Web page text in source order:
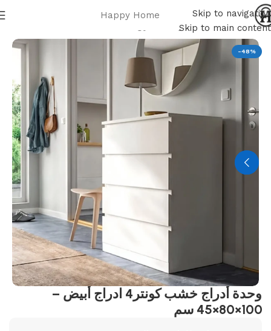
Skip to navigation
Skip to main content
Happy Home
Home لايف استيل وحدات أدراج
-48%
وحدة أدراج خشب كونتر4 ادراج أبيض –
100×80×45 سم